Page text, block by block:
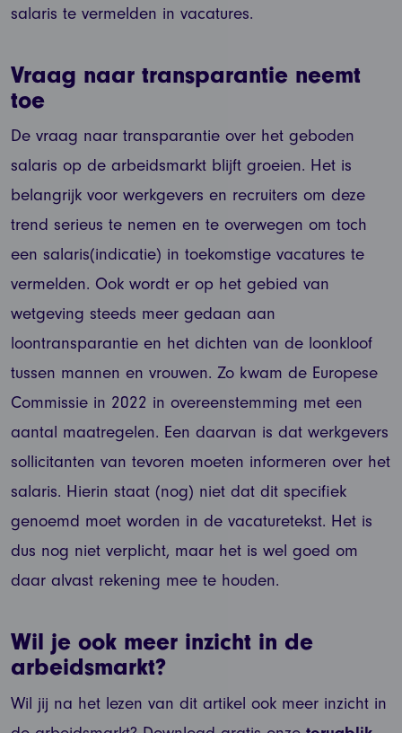
salaris te vermelden in vacatures.
Vraag naar transparantie neemt
toe
De vraag naar transparantie over het geboden
salaris op de arbeidsmarkt blijft groeien. Het is
belangrijk voor werkgevers en recruiters om deze
trend serieus te nemen en te overwegen om toch
een salaris(indicatie) in toekomstige vacatures te
vermelden. Ook wordt er op het gebied van
wetgeving steeds meer gedaan aan
loontransparantie en het dichten van de loonkloof
tussen mannen en vrouwen. Zo kwam de Europese
Commissie in 2022 in overeenstemming met een
aantal maatregelen. Een daarvan is dat werkgevers
sollicitanten van tevoren moeten informeren over het
salaris. Hierin staat (nog) niet dat dit specifiek
genoemd moet worden in de vacaturetekst. Het is
dus nog niet verplicht, maar het is wel goed om
daar alvast rekening mee te houden.
Wil je ook meer inzicht in de
arbeidsmarkt?
Wil jij na het lezen van dit artikel ook meer inzicht in